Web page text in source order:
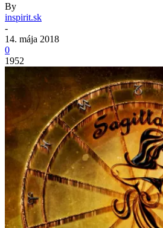
By
inspirit.sk
-
14. mája 2018
0
1952